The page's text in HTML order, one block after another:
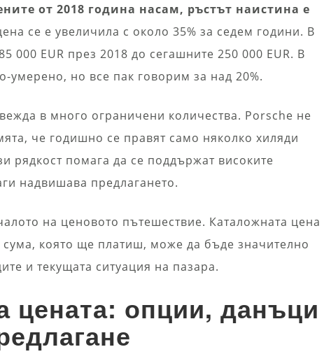
от 2018 година насам, ръстът наистина е
се е увеличила с около 35% за седем години. В
000 EUR през 2018 до сегашните 250 000 EUR. В
но все пак говорим за над 20%.
в много ограничени количества. Porsche не
че годишно се правят само няколко хиляди
рядкост помага да се поддържат високите
надвишава предлагането.
на ценовото пътешествие. Каталожната цена
сума, която ще платиш, може да бъде значително
и текущата ситуация на пазара.
цената: опции, данъци